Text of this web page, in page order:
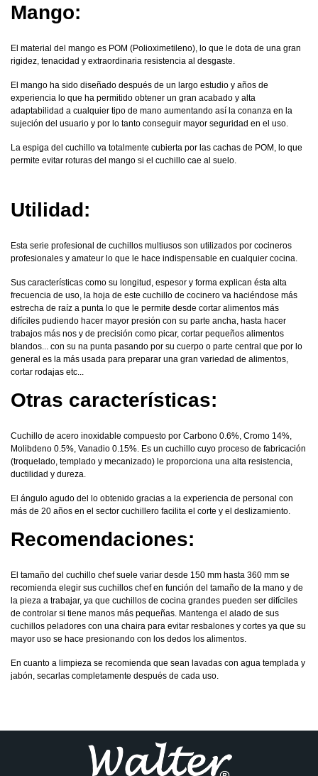
Mango:
El material del mango es POM (Polioximetileno), lo que le dota de una gran
rigidez, tenacidad y extraordinaria resistencia al desgaste.
El mango ha sido diseñado después de un largo estudio y años de
experiencia lo que ha permitido obtener un gran acabado y alta
adaptabilidad a cualquier tipo de mano aumentando así la conanza en la
sujeción del usuario y por lo tanto conseguir mayor seguridad en el uso.
La espiga del cuchillo va totalmente cubierta por las cachas de POM, lo que
permite evitar roturas del mango si el cuchillo cae al suelo.
Utilidad:
Esta serie profesional de cuchillos multiusos son utilizados por cocineros
profesionales y amateur lo que le hace indispensable en cualquier cocina.
Sus características como su longitud, espesor y forma explican ésta alta
frecuencia de uso, la hoja de este cuchillo de cocinero va haciéndose más
estrecha de raíz a punta lo que le permite desde cortar alimentos más
difíciles pudiendo hacer mayor presión con su parte ancha, hasta hacer
trabajos más nos y de precisión como picar, cortar pequeños alimentos
blandos... con su na punta pasando por su cuerpo o parte central que por lo
general es la más usada para preparar una gran variedad de alimentos,
cortar rodajas etc...
Otras características:
Cuchillo de acero inoxidable compuesto por Carbono 0.6%, Cromo 14%,
Molibdeno 0.5%, Vanadio 0.15%. Es un cuchillo cuyo proceso de fabricación
(troquelado, templado y mecanizado) le proporciona una alta resistencia,
ductilidad y dureza.
El ángulo agudo del lo obtenido gracias a la experiencia de personal con
más de 20 años en el sector cuchillero facilita el corte y el deslizamiento.
Recomendaciones:
El tamaño del cuchillo chef suele variar desde 150 mm hasta 360 mm se
recomienda elegir sus cuchillos chef en función del tamaño de la mano y de
la pieza a trabajar, ya que cuchillos de cocina grandes pueden ser difíciles
de controlar si tiene manos más pequeñas. Mantenga el alado de sus
cuchillos peladores con una chaira para evitar resbalones y cortes ya que su
mayor uso se hace presionando con los dedos los alimentos.
En cuanto a limpieza se recomienda que sean lavadas con agua templada y
jabón, secarlas completamente después de cada uso.